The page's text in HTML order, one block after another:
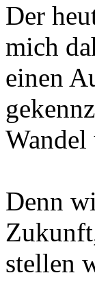
Der
mich
einen
Wandel
Denn
stellen